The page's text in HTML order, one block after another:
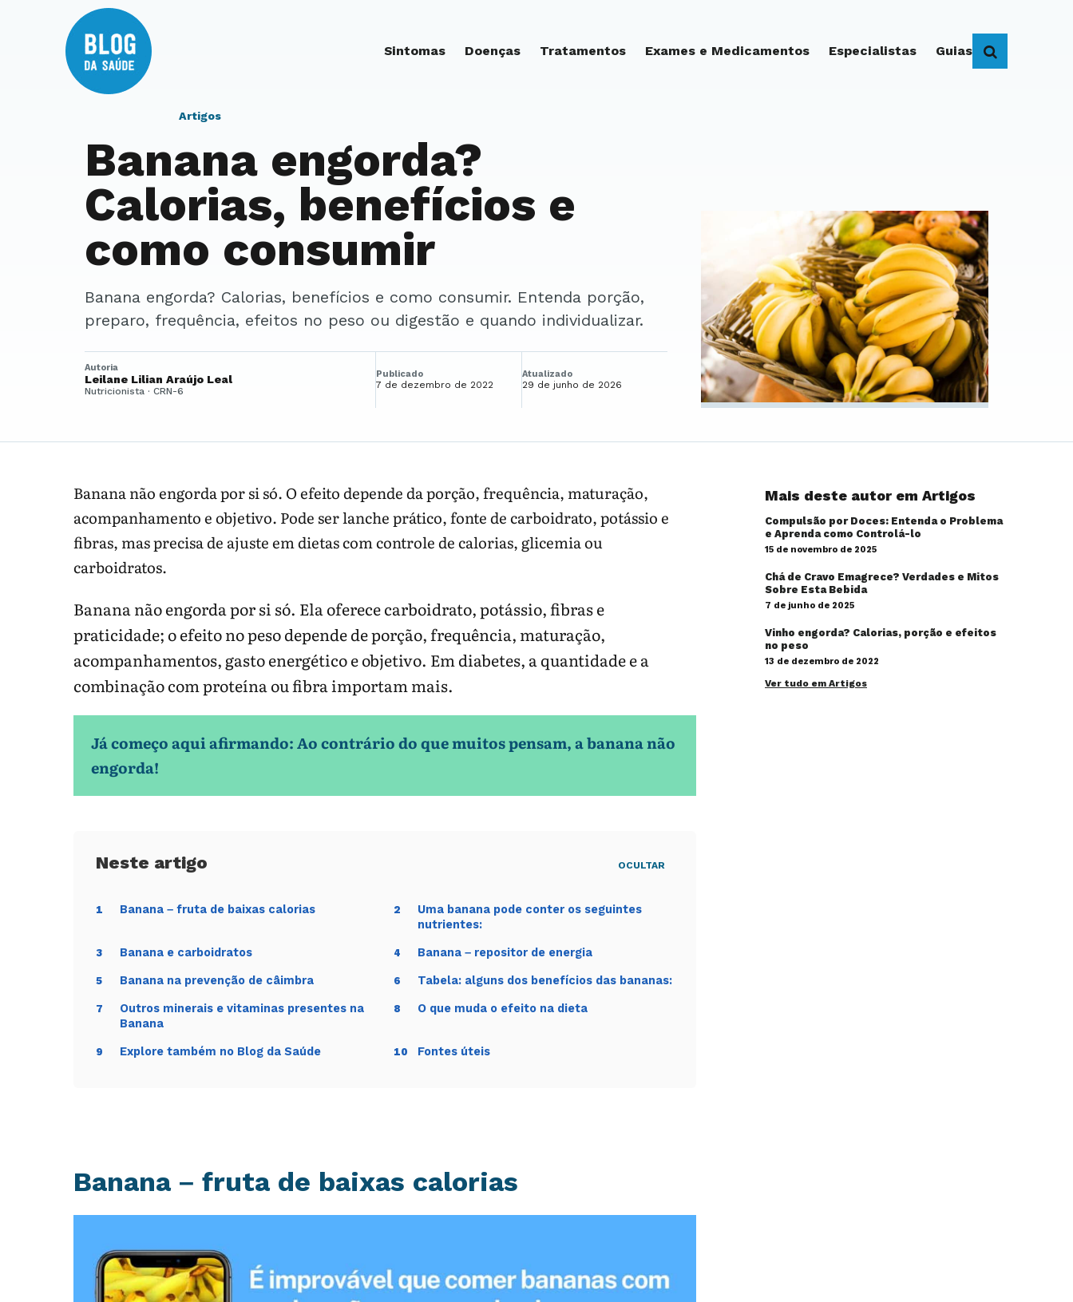
Sintomas Doenças Tratamentos Exames e Medicamentos Especialistas Guias BUSCAR
Artigos
Banana engorda?
Calorias, benefícios e
como consumir
Banana engorda? Calorias, benefícios e como consumir. Entenda porção,
preparo, frequência, efeitos no peso ou digestão e quando individualizar.
Autoria
Leilane Lilian Araújo Leal
Nutricionista · CRN-6
Publicado
7 de dezembro de 2022
Atualizado
29 de junho de 2026
Banana não engorda por si só. O efeito depende da porção, frequência, maturação,
acompanhamento e objetivo. Pode ser lanche prático, fonte de carboidrato, potássio e
fibras, mas precisa de ajuste em dietas com controle de calorias, glicemia ou
carboidratos.
Banana não engorda por si só. Ela oferece carboidrato, potássio, fibras e
praticidade; o efeito no peso depende de porção, frequência, maturação,
acompanhamentos, gasto energético e objetivo. Em diabetes, a quantidade e a
combinação com proteína ou fibra importam mais.
Já começo aqui afirmando: Ao contrário do que muitos pensam, a banana não
engorda!
OCULTAR
1 Banana – fruta de baixas calorias 2
Uma banana pode conter os seguintes
nutrientes:
3 Banana e carboidratos 4 Banana – repositor de energia
5 Banana na prevenção de câimbra 6 Tabela: alguns dos benefícios das bananas:
7
Outros minerais e vitaminas presentes na
Banana
8 O que muda o efeito na dieta
9 Explore também no Blog da Saúde 10 Fontes úteis
Banana – fruta de baixas calorias
Mais deste autor em Artigos
Compulsão por Doces: Entenda o Problema
e Aprenda como Controlá-lo
15 de novembro de 2025
Chá de Cravo Emagrece? Verdades e Mitos
Sobre Esta Bebida
7 de junho de 2025
Vinho engorda? Calorias, porção e efeitos
no peso
13 de dezembro de 2022
Ver tudo em Artigos